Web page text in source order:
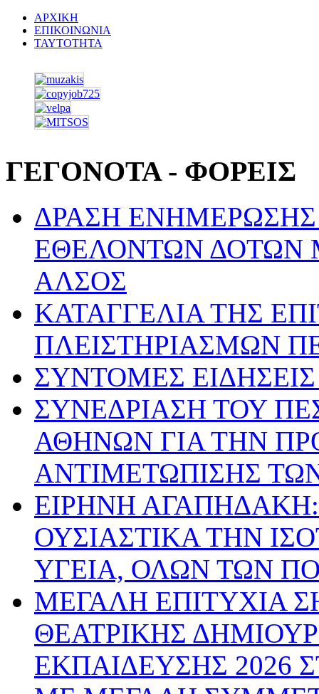
ΑΡΧΙΚΗ
ΕΠΙΚΟΙΝΩΝΙΑ
ΤΑΥΤΟΤΗΤΑ
ΓΕΓΟΝΟΤΑ - ΦΟΡΕΙΣ
ΔΡΑΣΗ ΕΝΗΜΕΡΩΣΗΣ
ΕΘΕΛΟΝΤΩΝ ΔΟΤΩΝ
ΑΛΣΟΣ
ΚΑΤΑΓΓΕΛΙΑ ΤΗΣ
ΠΛΕΙΣΤΗΡΙΑΣΜΩΝ
ΣΥΝΤΟΜΕΣ ΕΙΔΗΣΕΙΣ
ΣΥΝΕΔΡΙΑΣΗ ΤΟΥ
ΑΘΗΝΩΝ ΓΙΑ ΤΗΝ
ΑΝΤΙΜΕΤΩΠΙΣΗΣ
ΕΙΡΗΝΗ ΑΓΑΠΗΔΑΚΗ:
ΟΥΣΙΑΣΤΙΚΑ ΤΗΝ
ΥΓΕΙΑ, ΟΛΩΝ ΤΩΝ
ΜΕΓΑΛΗ ΕΠΙΤΥΧΙΑ
ΘΕΑΤΡΙΚΗΣ
ΕΚΠΑΙΔΕΥΣΗΣ 2026